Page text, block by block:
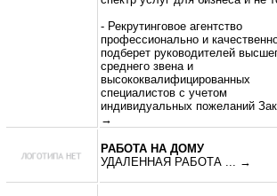
- Рекрутинговое агентство
профессионально и
подберет руководителей
среднего звена и
высококвалифицированных
специалистов с учетом
индивидуальных пожеланий
→
РАБОТА НА ДОМУ
УДАЛЕННАЯ РАБОТА
... →